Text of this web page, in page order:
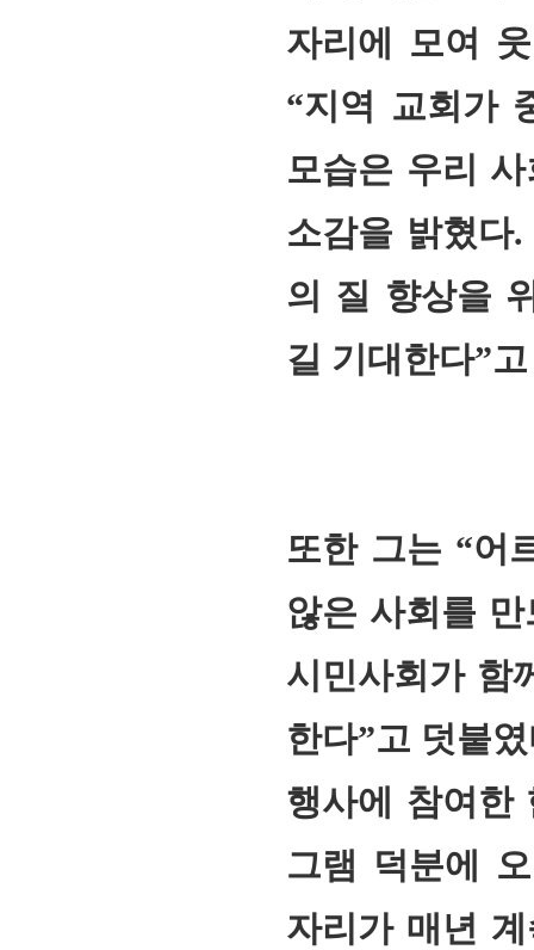
자리에 모여
“지역 교회가
모습은 우리
소감을 밝혔다
의 질 향상을
길 기대한다”
또한 그는 “어
않은 사회를
시민사회가 함
한다”고 덧붙
행사에 참여한
그램 덕분에
자리가 매년